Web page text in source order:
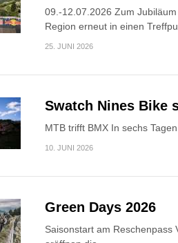
09.-12.07.2026 Zum
Region erneut in einen
25. JUNI 2026
Swatch Nines Bike
MTB trifft BMX In sechs
10. JUNI 2026
Green Days 2026
Saisonstart am Reschenpass